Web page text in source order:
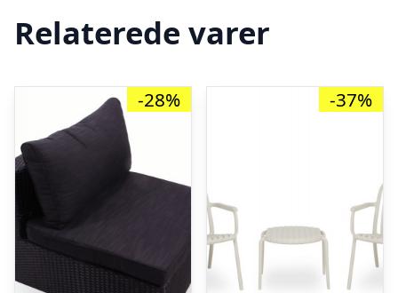
Relaterede varer
-28% -37%